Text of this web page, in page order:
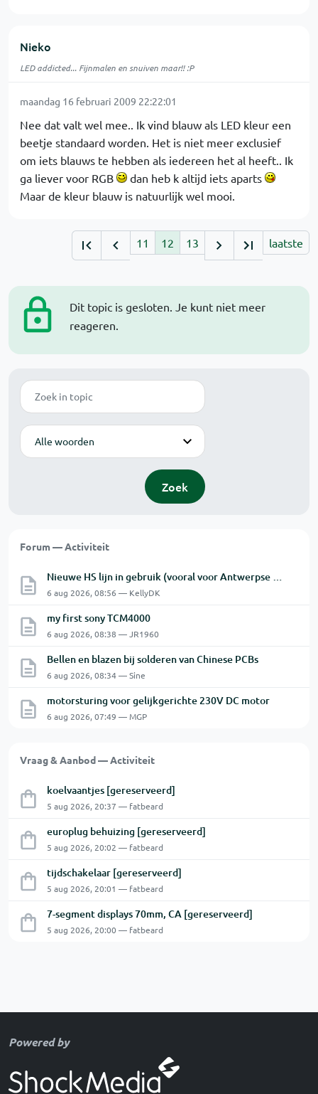
Dit topic is gesloten. Je kunt niet meer
reageren.
Zoek
Modus
Zoek
Forum — Activiteit
Nieuwe HS lijn in gebruik (vooral voor Antwerpse haven en een beetje NL)
6 aug 2026, 08:56 — KellyDK
my first sony TCM4000
6 aug 2026, 08:38 — JR1960
Bellen en blazen bij solderen van Chinese PCBs
6 aug 2026, 08:34 — Sine
motorsturing voor gelijkgerichte 230V DC motor
6 aug 2026, 07:49 — MGP
Vraag & Aanbod — Activiteit
koelvaantjes [gereserveerd]
5 aug 2026, 20:37 — fatbeard
europlug behuizing [gereserveerd]
5 aug 2026, 20:02 — fatbeard
tijdschakelaar [gereserveerd]
5 aug 2026, 20:01 — fatbeard
7-segment displays 70mm, CA [gereserveerd]
5 aug 2026, 20:00 — fatbeard
Nieko
LED addicted... Fijnmalen en snuiven maar!! :P
maandag 16 februari 2009 22:22:01
Nee dat valt wel mee.. Ik vind blauw als LED kleur een
beetje standaard worden. Het is niet meer exclusief
om iets blauws te hebben als iedereen het al heeft.. Ik
ga liever voor RGB
dan heb k altijd iets aparts
Maar de kleur blauw is natuurlijk wel mooi.
11 12 13 laatste
Powered by